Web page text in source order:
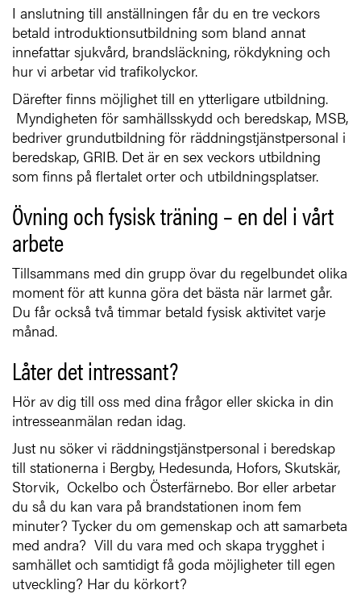
I anslutning till anställningen får du en tre veckors
betald introduktionsutbildning som bland annat
innefattar sjukvård, brandsläckning, rökdykning och
hur vi arbetar vid trafikolyckor.
Därefter finns möjlighet till en ytterligare utbildning.
Myndigheten för samhällsskydd och beredskap, MSB,
bedriver grundutbildning för räddningstjänstpersonal i
beredskap, GRIB. Det är en sex veckors utbildning
som finns på flertalet orter och utbildningsplatser.
Övning och fysisk träning – en del i vårt
arbete
Tillsammans med din grupp övar du regelbundet olika
moment för att kunna göra det bästa när larmet går.
Du får också två timmar betald fysisk aktivitet varje
månad.
Låter det intressant?
Hör av dig till oss med dina frågor eller skicka in din
intresseanmälan redan idag.
Just nu söker vi räddningstjänstpersonal i beredskap
till stationerna i Bergby, Hedesunda, Hofors, Skutskär,
Storvik, Ockelbo och Österfärnebo. Bor eller arbetar
du så du kan vara på brandstationen inom fem
minuter? Tycker du om gemenskap och att samarbeta
med andra? Vill du vara med och skapa trygghet i
samhället och samtidigt få goda möjligheter till egen
utveckling? Har du körkort?